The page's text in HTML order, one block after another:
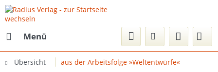
Menü
Übersicht aus der Arbeitsfolge »Weltentwürfe«